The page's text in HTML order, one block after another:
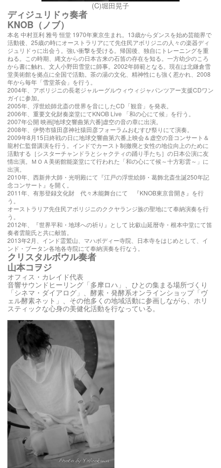
(C)堀田晃子
ディジュリドゥ奏者
KNOB（ノブ）
本名 中村亘利 雅号 恒堂 1970年東京生まれ。13歳からダンスを始め芸能界で
活動後、25歳の時にオーストラリアにて先住民アボリジニの人々の楽器ディ
ジュリドゥに出会う。強い衝撃を受ける。帰国後、独自にトレーニングを重
ねる。この時期、縄文からの日本古来の石笛の存在を知る。一方幼少のころ
から書に触れ、文人小野田雪堂に師事。2002年師範となる。現在は北鎌倉雪
堂美術館を拠点に全国で活動。茶の湯の文化、精神性にも強く惹かれ、2008
年から毎年「雪堂茶会」を行う。
2004年、アボリジニの長老ジャルーグルウィウィジャパンツアー支援CDワン
ガイに参加。
2005年、浮世絵師北斎の世界を音にしたCD「観音」を発表。
2006年、重要文化財奏楽堂にてKNOB Live 「和の心にて候」を行う。
2007年公開 映画[地球交響曲第六番]虚空の音の章に出演。
2008年、伊勢市猿田彦神社猿田彦フォーラムおむすび祭りにて演奏。
2009年8月15日終戦の日に地球交響曲第六番上映会＆虚空の音コンサート＆
龍村仁監督講演を行う。インドでカースト制撤廃と女性の地位向上のために
活動する［シスターチャンドラとシャクティの踊り手たち］の日本公演に友
情出演。ＭＯＡ美術館能楽堂にて行われた「和の心にて候～十方彩雲～」に
出演。
2010年、西新井大師・光明殿にて『江戸の浮世絵師・葛飾北斎生誕250年記
念コンサート』を開く。
2011年、有形登録文化財 代々木能舞台にて 『KNOB東京音開き』を行
う。
オーストラリア先住民アボリジニのククヤランジ族の聖地にて奉納演奏を行
う。
2012年、『世界平和・地球への祈り』として 比叡山延暦寺・根本中堂にて笛
奏者雲龍氏と共に献笛。
2013年2月、インド霊鷲山、マハボディー寺院、日本寺をはじめとして、イ
ンド・ブータン各地各寺院にて奉納演奏を行なう。
クリスタルボウル奏者
山本コヲジ
オフィス・カレイド代表
音響サウンドヒーリング「多摩ロハ」、ひとの集まる場所づくり
「シネマ・ダイアログ」、酵素・発酵系オンラインショップ「ヴ
ェル酵素ネット」、その他多くの地域活動に参画しながら、ホリ
スティックな心身の美健化活動を行なっている。